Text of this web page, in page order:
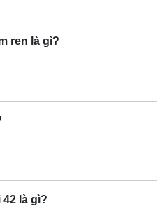
ren là gì?
42 là gì?